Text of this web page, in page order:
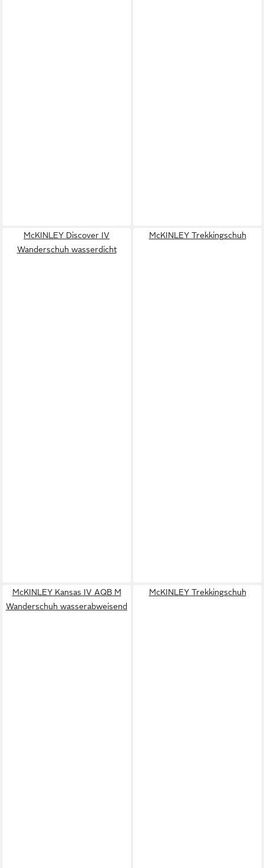
McKINLEY Discover IV
Wanderschuh wasserdicht
McKINLEY Trekkingschuh
McKINLEY Kansas IV AQB M
Wanderschuh wasserabweisend
McKINLEY Trekkingschuh